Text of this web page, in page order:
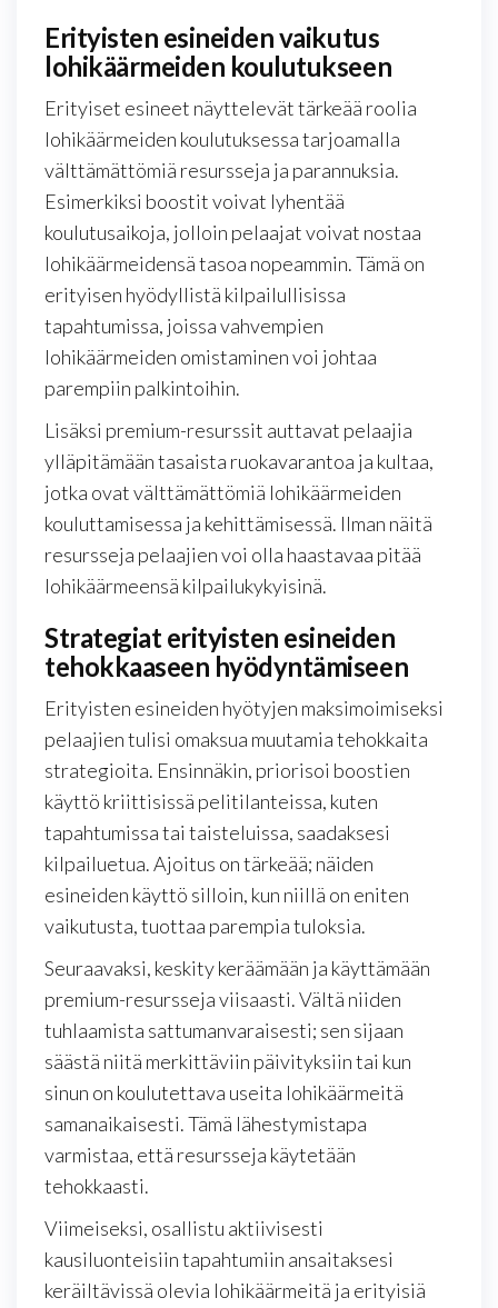
Erityisten esineiden vaikutus
lohikäärmeiden koulutukseen
Erityiset esineet näyttelevät tärkeää roolia
lohikäärmeiden koulutuksessa tarjoamalla
välttämättömiä resursseja ja parannuksia.
Esimerkiksi boostit voivat lyhentää
koulutusaikoja, jolloin pelaajat voivat nostaa
lohikäärmeidensä tasoa nopeammin. Tämä on
erityisen hyödyllistä kilpailullisissa
tapahtumissa, joissa vahvempien
lohikäärmeiden omistaminen voi johtaa
parempiin palkintoihin.
Lisäksi premium-resurssit auttavat pelaajia
ylläpitämään tasaista ruokavarantoa ja kultaa,
jotka ovat välttämättömiä lohikäärmeiden
kouluttamisessa ja kehittämisessä. Ilman näitä
resursseja pelaajien voi olla haastavaa pitää
lohikäärmeensä kilpailukykyisinä.
Strategiat erityisten esineiden
tehokkaaseen hyödyntämiseen
Erityisten esineiden hyötyjen maksimoimiseksi
pelaajien tulisi omaksua muutamia tehokkaita
strategioita. Ensinnäkin, priorisoi boostien
käyttö kriittisissä pelitilanteissa, kuten
tapahtumissa tai taisteluissa, saadaksesi
kilpailuetua. Ajoitus on tärkeää; näiden
esineiden käyttö silloin, kun niillä on eniten
vaikutusta, tuottaa parempia tuloksia.
Seuraavaksi, keskity keräämään ja käyttämään
premium-resursseja viisaasti. Vältä niiden
tuhlaamista sattumanvaraisesti; sen sijaan
säästä niitä merkittäviin päivityksiin tai kun
sinun on koulutettava useita lohikäärmeitä
samanaikaisesti. Tämä lähestymistapa
varmistaa, että resursseja käytetään
tehokkaasti.
Viimeiseksi, osallistu aktiivisesti
kausiluonteisiin tapahtumiin ansaitaksesi
keräiltävissä olevia lohikäärmeitä ja erityisiä